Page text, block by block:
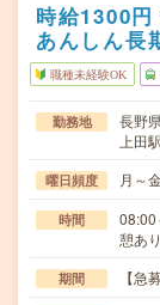
時給1300円
あんしん長
職種未経験OK
勤務地
長野
上田
曜日頻度 月～
時間
憩あり
期間 【急